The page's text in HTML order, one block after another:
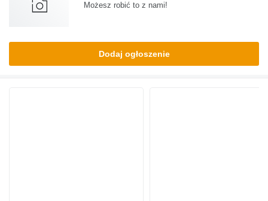
Możesz robić to z nami!
Dodaj ogłoszenie